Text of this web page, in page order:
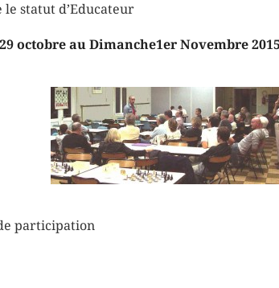
le statut d’Educateur
octobre au Dimanche1er Novembre 2015
participation